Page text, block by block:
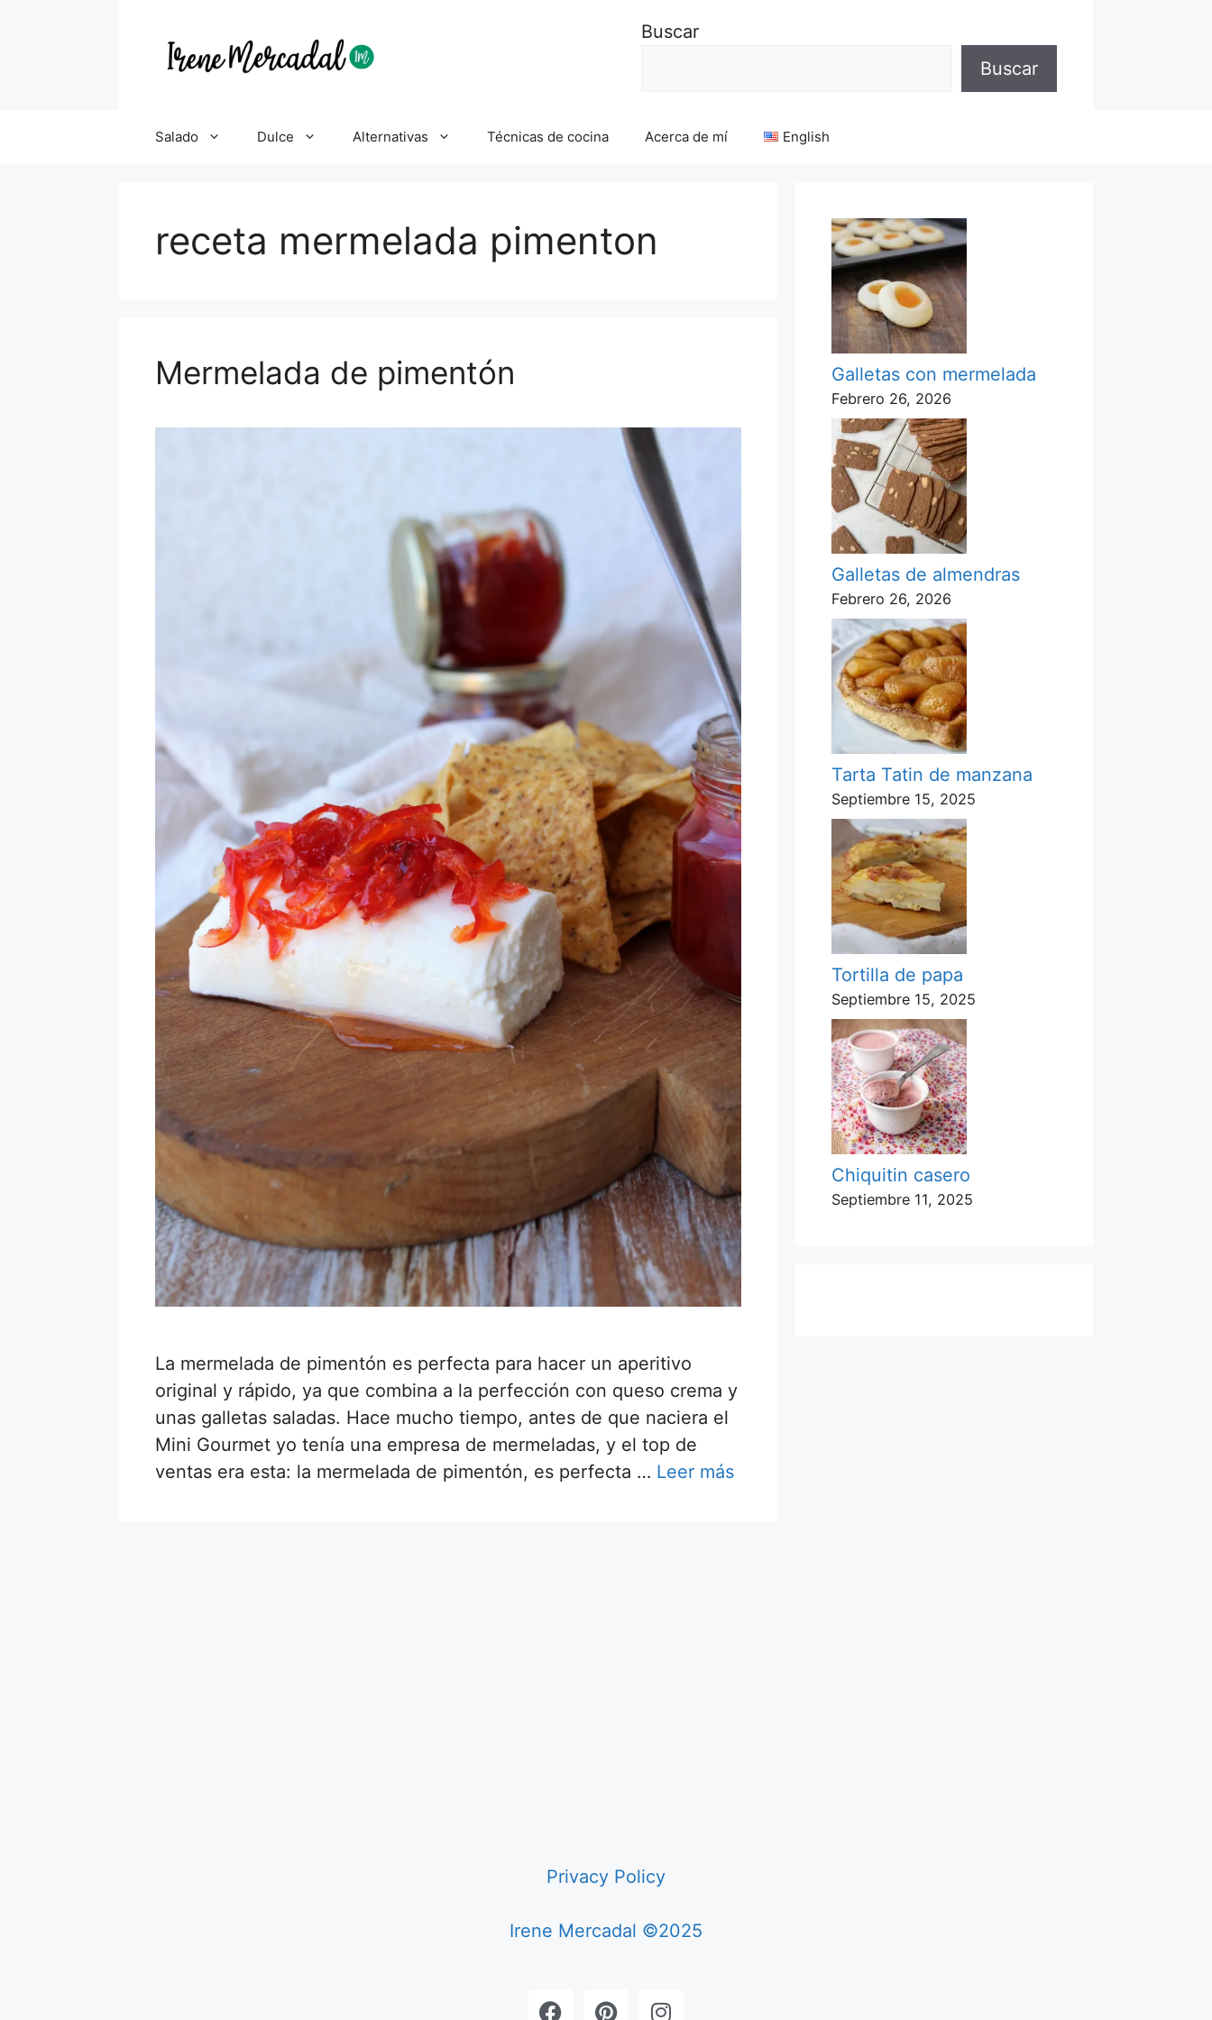
Buscar
Buscar
Salado Dulce Alternativas Técnicas de cocina Acerca de mí English
receta mermelada pimenton
Mermelada de pimentón
La mermelada de pimentón es perfecta para hacer un aperitivo
original y rápido, ya que combina a la perfección con queso crema y
unas galletas saladas. Hace mucho tiempo, antes de que naciera el
Mini Gourmet yo tenía una empresa de mermeladas, y el top de
ventas era esta: la mermelada de pimentón, es perfecta … Leer más
Galletas con mermelada
Febrero 26, 2026
Galletas de almendras
Febrero 26, 2026
Tarta Tatin de manzana
Septiembre 15, 2025
Tortilla de papa
Septiembre 15, 2025
Chiquitin casero
Septiembre 11, 2025
Privacy Policy
Irene Mercadal ©2025